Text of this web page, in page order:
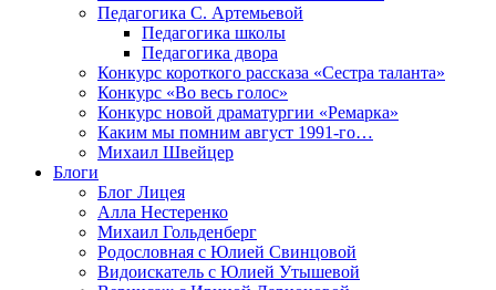
Педагогика С. Артемьевой
Педагогика школы
Педагогика двора
Конкурс короткого рассказа «Сестра таланта»
Конкурс «Во весь голос»
Конкурс новой драматургии «Ремарка»
Каким мы помним август 1991-го…
Михаил Швейцер
Блоги
Блог Лицея
Алла Нестеренко
Михаил Гольденберг
Родословная с Юлией Свинцовой
Видоискатель с Юлией Утышевой